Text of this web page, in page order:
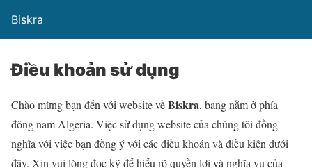
Biskra
Điều khoản sử dụng
Chào mừng bạn đến với website vềBiskra, bang nằm ở phía
đông nam Algeria. Việc sử dụng website của chúng tôi đồng
nghĩa với việc bạn đồng ý với các điều khoản và điều kiện dưới
đây. Xin vui lòng đọc kỹ để hiểu rõ quyền lợi và nghĩa vụ của